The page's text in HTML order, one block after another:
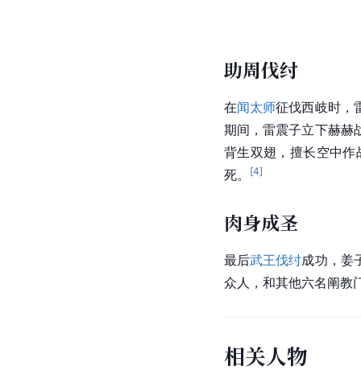
助周伐纣
在闻太师征伐西岐时，
期间，雷震子立下赫赫
背生双翅，擅长空中
死。
[4]
肉身成圣
最后武王伐纣成功，姜
众人，和其他六名阐教
相关人物